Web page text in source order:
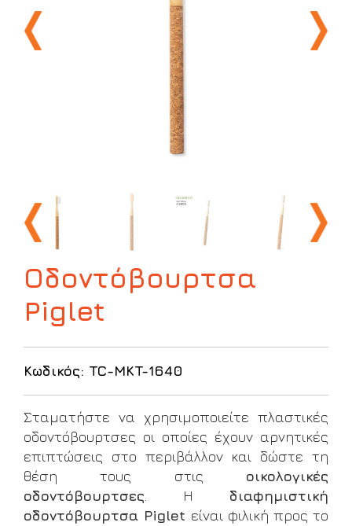
Οδοντόβουρτσα
Piglet
Κωδικός: TC-MKT-1640
Σταματήστε να χρησιμοποιείτε πλαστικές
οδοντόβουρτσες οι οποίες έχουν αρνητικές
επιπτώσεις στο περιβάλλον και δώστε τη
θέση τους στις οικολογικές
οδοντόβουρτσες . Η διαφημιστική
οδοντόβουρτσα Piglet είναι φιλική προς το